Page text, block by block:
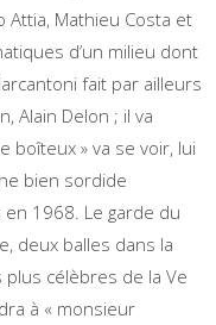
Attia, Mathieu Costa et
d’un milieu dont
fait par ailleurs
Alain Delon ; il va
boîteux » va se voir, lui
bien sordide
1968. Le garde du
deux balles dans la
célèbres de la Ve
à « monsieur